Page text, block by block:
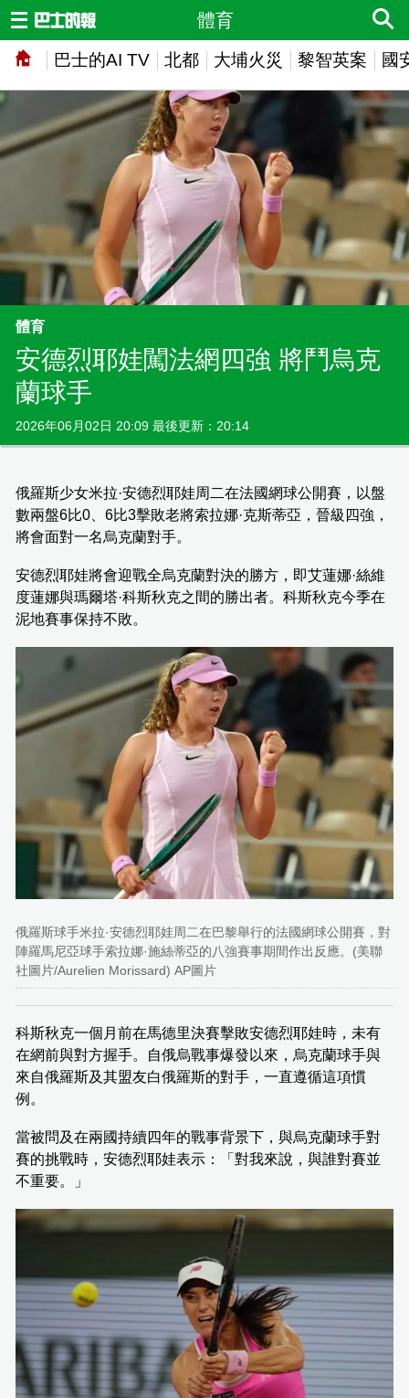
巴士的AI TV 北都 大埔火災 黎智英案 國
體育
體育
安德烈耶娃闖法網四強 將鬥烏克
蘭球手
2026年06月02日 20:09 最後更新：20:14
俄羅斯少女米拉·安德烈耶娃周二在法國網球公開賽，以盤
數兩盤6比0、6比3擊敗老將索拉娜·克斯蒂亞，晉級四強，
將會面對一名烏克蘭對手。
安德烈耶娃將會迎戰全烏克蘭對決的勝方，即艾蓮娜·絲維
度蓮娜與瑪爾塔·科斯秋克之間的勝出者。科斯秋克今季在
泥地賽事保持不敗。
俄羅斯球手米拉·安德烈耶娃周二在巴黎舉行的法國網球公開賽，對
陣羅馬尼亞球手索拉娜·施絲蒂亞的八強賽事期間作出反應。(美聯
社圖片/Aurelien Morissard) AP圖片
科斯秋克一個月前在馬德里決賽擊敗安德烈耶娃時，未有
在網前與對方握手。自俄烏戰事爆發以來，烏克蘭球手與
來自俄羅斯及其盟友白俄羅斯的對手，一直遵循這項慣
例。
當被問及在兩國持續四年的戰事背景下，與烏克蘭球手對
賽的挑戰時，安德烈耶娃表示：「對我來說，與誰對賽並
不重要。」